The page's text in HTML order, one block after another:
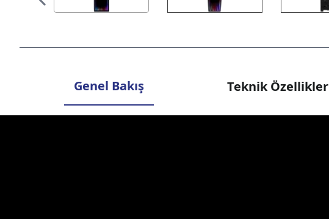
Genel Bakış Teknik Özellikler